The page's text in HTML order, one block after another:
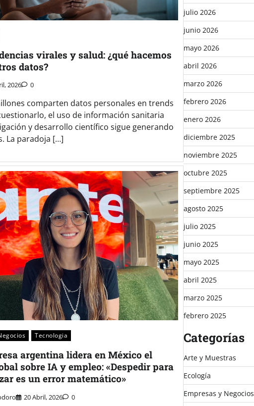
virales y salud: ¿qué hacemos
datos?
2026 0
comparten datos personales en trends
el uso de información sanitaria
y desarrollo científico sigue generando
La paradoja […]
Tecnologia
argentina lidera en México el
sobre IA y empleo: «Despedir para
es un error matemático»
20 Abril, 2026 0
julio 2026
junio 2026
mayo 2026
abril 2026
marzo 2026
febrero 2026
enero 2026
diciembre 2025
noviembre 2025
octubre 2025
septiembre 2025
agosto 2025
julio 2025
junio 2025
mayo 2025
abril 2025
marzo 2025
febrero 2025
Categorías
Arte y Muestras
Ecología
Empresas y Negocios